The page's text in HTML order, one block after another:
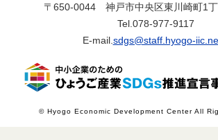
〒650-0044 神戸市中央区東川崎町1
Tel.078-977-9117
E-mail. sdgs@staff.hyogo-
© Hyogo Economic Development Center All